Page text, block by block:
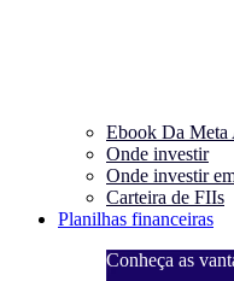
Ebook Da Meta
Onde investir
Onde investir
Carteira de FIIs
Planilhas financeiras
Conheça as